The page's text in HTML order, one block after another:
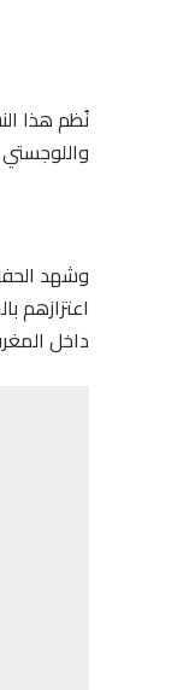
نُظم هذا
وشهد
اعتزازهم
داخل